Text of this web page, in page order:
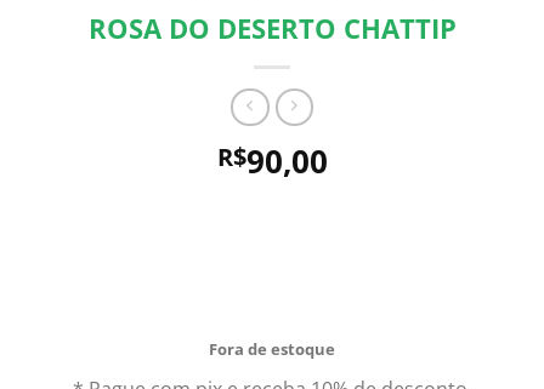
ROSA DO DESERTO CHATTIP
R$90,00
Fora de estoque